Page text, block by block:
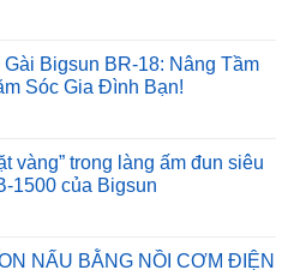
Bigsun BR-18: Nâng Tầm
Sóc Gia Đình Bạn!
vàng” trong làng ấm đun siêu
1500 của Bigsun
NẤU BẰNG NỒI CƠM ĐIỆN